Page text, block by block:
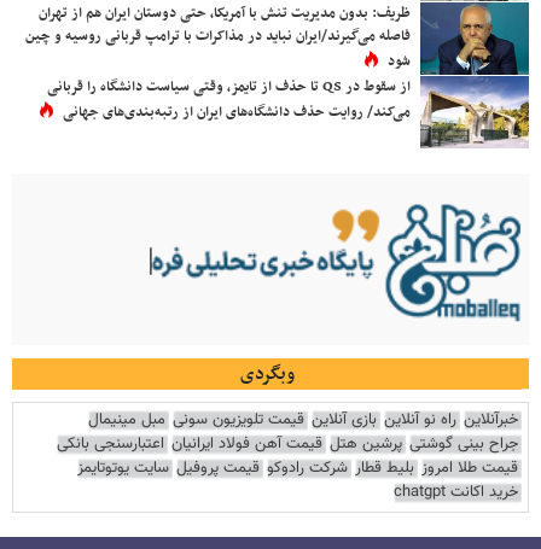
ظریف: بدون مدیریت تنش با آمریکا، حتی دوستان ایران هم از تهران
فاصله می‌گیرند/ایران نباید در مذاکرات با ترامپ قربانی روسیه و چین
شود
از سقوط در QS تا حذف از تایمز، وقتی سیاست دانشگاه را قربانی
می‌کند/ روایت حذف دانشگاه‌های ایران از رتبه‌بندی‌های جهانی
وبگردی
خبرآنلاین راه نو آنلاین بازی آنلاین قیمت تلویزیون سونی مبل مینیمال
جراح بینی گوشتی پرشین هتل قیمت آهن فولاد ایرانیان اعتبارسنجی بانکی
قیمت طلا امروز بلیط قطار شرکت رادوکو قیمت پروفیل سایت یوتوتایمز
خرید اکانت chatgpt